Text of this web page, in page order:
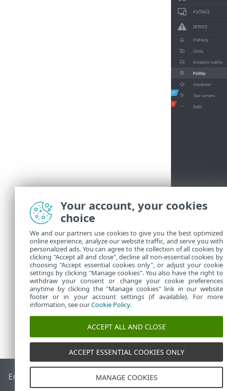
End of Life ESET Databáze znalostíESET Forum ESET
Your account, your cookies
choice
We and our partners use cookies to give you the best optimized
online experience, analyze our website traffic, and serve you with
personalized ads. You can agree to the collection of all cookies by
clicking "Accept all and close", decline all non-essential cookies by
choosing "Accept essential cookies only", or adjust your cookie
settings by clicking "Manage cookies". You also have the right to
withdraw your consent or change your cookie preferences
anytime by clicking the "Manage cookies" link in our website
footer or in your account settings (if available). For more
information, see ourCookie Policy.
ACCEPT ALL AND CLOSE
ACCEPT ESSENTIAL COOKIES ONLY
MANAGE COOKIES